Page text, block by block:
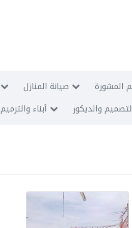
صيانة المنازل المشورة
أبناء والترميم والديكور